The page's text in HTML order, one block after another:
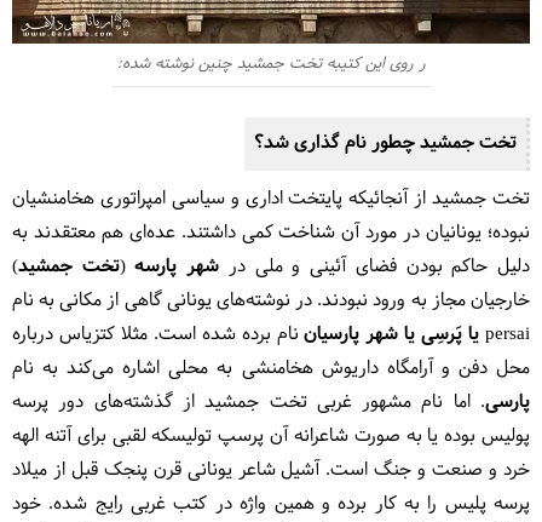
ر روی این کتیبه تخت جمشید چنین نوشته شده:
تخت جمشید چطور نام گذاری شد؟
تخت جمشید از آنجائیکه پایتخت اداری و سیاسی امپراتوری هخامنشیان
نبوده؛ یونانیان در مورد آن شناخت کمی داشتند. عده‌ای هم معتقدند به
دلیل حاکم بودن فضای آئینی و ملی در شهر پارسه (تخت جمشید)
خارجیان مجاز به ورود نبودند. در نوشته‌های یونانی گاهی از مکانی به نام
persai یا پَرسِی یا شهر پارسیان
نام برده شده است. مثلا کتزیاس درباره
محل دفن و آرامگاه داریوش هخامنشی به محلی اشاره می‌کند به نام
پارسی. اما نام مشهور غربی تخت جمشید از گذشته‌های دور پرسه
پولیس بوده یا به صورت شاعرانه آن پرسپ تولیسکه لقبی برای آتنه الهه
خرد و صنعت و جنگ است. آشیل شاعر یونانی قرن پنجک قبل از میلاد
پرسه پلیس را به کار برده و همین واژه در کتب غربی رایج شده. خود